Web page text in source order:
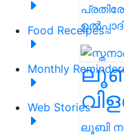
Food Receipes
Monthly
Web Stories
ലൂബി